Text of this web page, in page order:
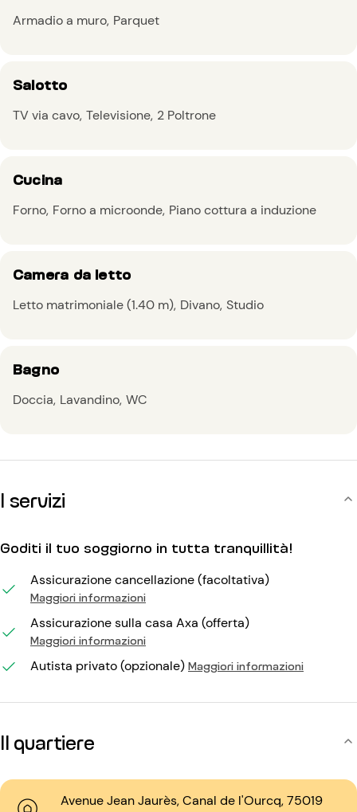
Armadio a muro Parquet
Salotto
TV via cavo Televisione 2 Poltrone
Cucina
Forno Forno a microonde Piano cottura a induzione
Camera da letto
Letto matrimoniale (1.40 m) Divano Studio
Bagno
Doccia Lavandino WC
I servizi
Goditi il tuo soggiorno in tutta tranquillità!
Assicurazione cancellazione (facoltativa)
Maggiori informazioni
Assicurazione sulla casa Axa (offerta)
Maggiori informazioni
Autista privato (opzionale) Maggiori informazioni
Il quartiere
Avenue Jean Jaurès, Canal de l'Ourcq, 75019